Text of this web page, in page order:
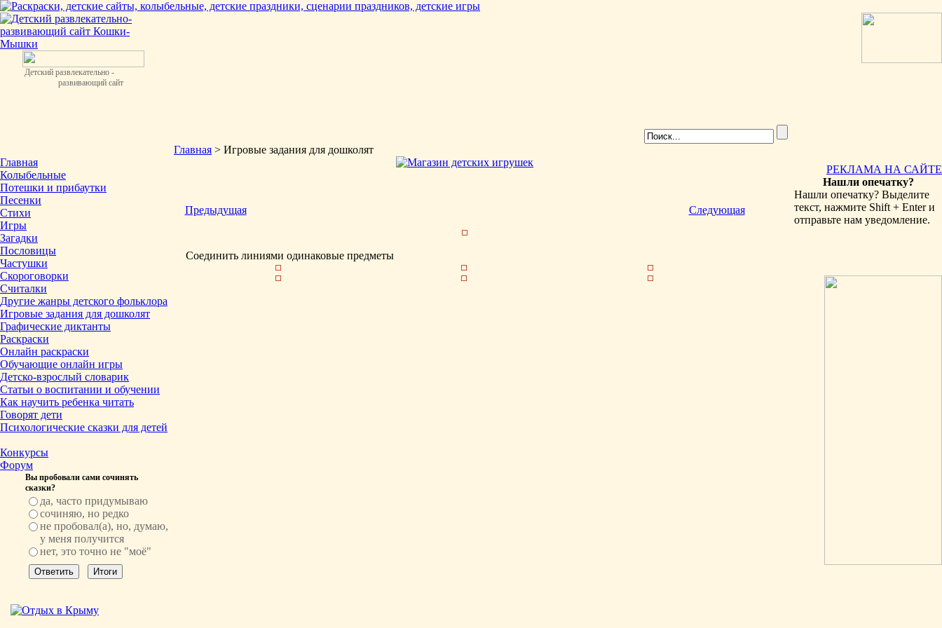
Детский развлекательно -
развивающий сайт
Главная
Колыбельные
Потешки и прибаутки
Песенки
Стихи
Игры
Загадки
Пословицы
Частушки
Скороговорки
Считалки
Другие жанры детского фольклора
Игровые задания для дошколят
Графические диктанты
Раскраски
Онлайн раскраски
Обучающие онлайн игры
Детско-взрослый словарик
Статьи о воспитании и обучении
Как научить ребенка читать
Говорят дети
Психологические сказки для детей
Конкурсы
Форум
Вы пробовали сами сочинять
сказки?
да, часто придумываю
сочиняю, но редко
не пробовал(а), но, думаю,
у меня получится
нет, это точно не "моё"
Главная > Игровые задания для дошколят
Предыдущая Следующая
Соединить линиями одинаковые предметы
РЕКЛАМА НА САЙТЕ
Нашли опечатку?
Нашли опечатку? Выделите
текст, нажмите Shift + Enter и
отправьте нам уведомление.